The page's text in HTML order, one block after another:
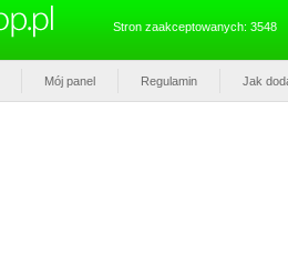
Stron zaakceptowanych: 3548
Mój panel Regulamin Jak